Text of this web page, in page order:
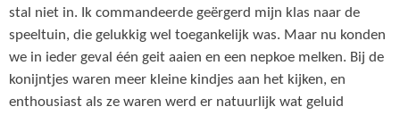
stal niet in. Ik commandeerde geërgerd mijn klas naar de
speeltuin, die gelukkig wel toegankelijk was. Maar nu konden
we in ieder geval één geit aaien en een nepkoe melken. Bij de
konijntjes waren meer kleine kindjes aan het kijken, en
enthousiast als ze waren werd er natuurlijk wat geluid